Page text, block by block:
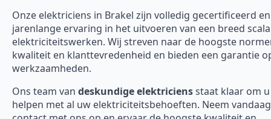
Onze elektriciens in Brakel zijn volledig gecertificeerd
jarenlange ervaring in het uitvoeren van een breed
elektriciteitswerken. Wij streven naar de hoogste
kwaliteit en klanttevredenheid en bieden een garantie
werkzaamheden.
Ons team van deskundige elektriciensstaat klaar om
helpen met al uw elektriciteitsbehoeften. Neem